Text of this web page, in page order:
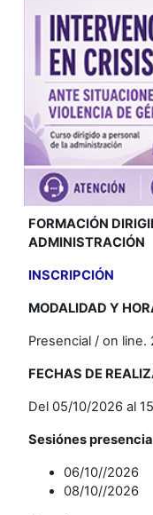
FORMACIÓN
ADMINISTRACIÓN
INSCRIPCIÓN
MODALIDAD Y
Presencial / on line.
FECHAS DE
Del 05/10/2026 al
Sesiónes
06/10//2026
08/10//2026